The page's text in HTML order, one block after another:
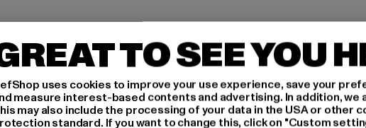
DICH AN,
TO SEE YOU
uses cookies to improve your use experience, save your
measure interest-based contents and advertising. In addition,
may also include the processing of your data in the USA or other
standard. If you want to change this, click on "Custom